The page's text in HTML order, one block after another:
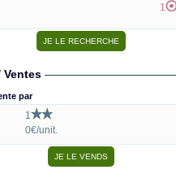
1
Ventes
par
1
0€/unit.